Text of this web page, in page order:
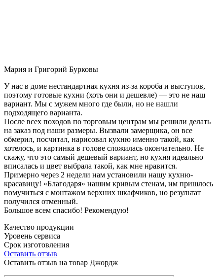
Мария и Григорий Бурковы
У нас в доме нестандартная кухня из-за короба и выступов,
поэтому готовые кухни (хоть они и дешевле) — это не наш
вариант. Мы с мужем много где были, но не нашли
подходящего варианта.
После всех походов по торговым центрам мы решили делать
на заказ под наши размеры. Вызвали замерщика, он все
обмерил, посчитал, нарисовал кухню именно такой, как
хотелось, и картинка в голове сложилась окончательно. Не
скажу, что это самый дешевый вариант, но кухня идеально
вписалась и цвет выбрала такой, как мне нравится.
Примерно через 2 недели нам установили нашу кухню-
красавицу! «Благодаря» нашим кривым стенам, им пришлось
помучиться с монтажом верхних шкафчиков, но результат
получился отменный.
Большое всем спасибо! Рекомендую!
Качество продукции
Уровень сервиса
Срок изготовления
Оставить отзыв
Оставить отзыв на товар Джордж